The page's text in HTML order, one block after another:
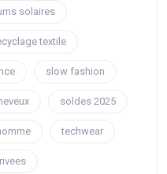
solaires
textile
slow fashion
soldes 2025
techwear